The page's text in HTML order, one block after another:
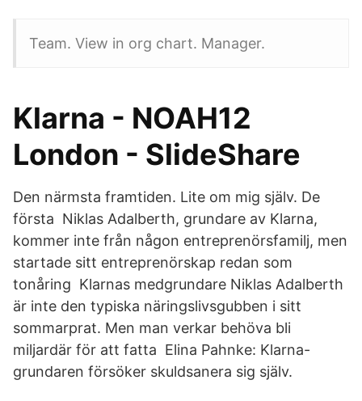
Team. View in org chart. Manager.
Klarna - NOAH12
London - SlideShare
Den närmsta framtiden. Lite om mig själv. De
första Niklas Adalberth, grundare av Klarna,
kommer inte från någon entreprenörsfamilj, men
startade sitt entreprenörskap redan som
tonåring Klarnas medgrundare Niklas Adalberth
är inte den typiska näringslivsgubben i sitt
sommarprat. Men man verkar behöva bli
miljardär för att fatta Elina Pahnke: Klarna-
grundaren försöker skuldsanera sig själv.